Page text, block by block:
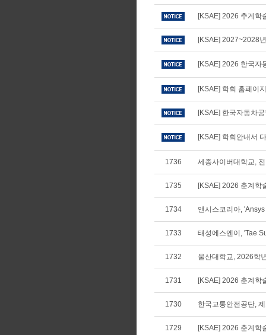
[KSAE] 2026 추계학
[KSAE] 2027~2028
[KSAE] 2026 한국자
[KSAE] 학회 홈페이
[KSAE] 한국자동차
[KSAE] 학회안내서
1736 세종사이버대학교,
1735 [KSAE] 2026 춘계학
1734 앤시스코리아,
1733 태성에스엔이, 'Tae
1732 울산대학교, 2026학
1731 [KSAE] 2026 춘계학
1730 한국교통안전공단,
1729 [KSAE] 2026 춘계학